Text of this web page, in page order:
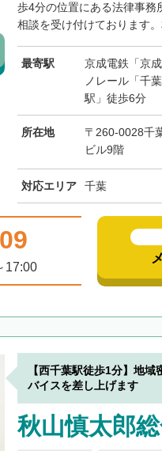
歩4分の位置にある法律事務
相談を受け付けております
最寄駅
京成電鉄「京
ノレール「千
駅」徒歩6分
所在地
〒260-0028千
ビル9階
対応エリア 千葉
17:00
【西千葉駅徒歩1分】地
バイスを差し上げます
秋山慎太郎